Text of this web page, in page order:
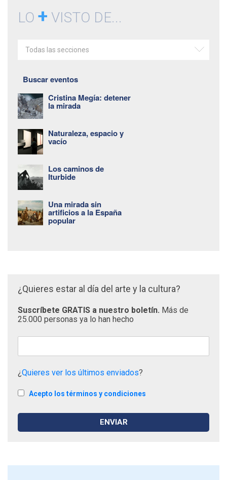
LO + VISTO DE...
Todas las secciones
Buscar eventos
Cristina Megía: detener
la mirada
Naturaleza, espacio y
vacío
Los caminos de
Iturbide
Una mirada sin
artificios a la España
popular
¿Quieres estar al día del arte y la cultura?
Suscríbete GRATIS a nuestro boletín. Más de
25.000 personas ya lo han hecho
¿Quieres ver los últimos enviados?
Acepto los términos y condiciones